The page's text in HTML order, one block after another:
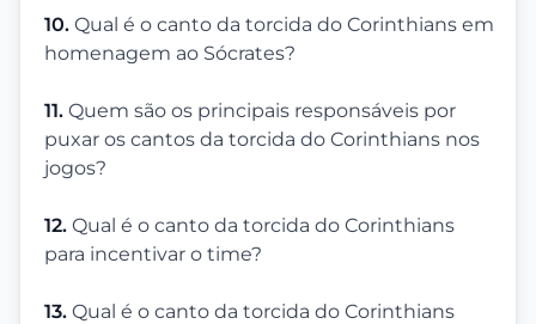
10. Qual é o canto da torcida do Corinthians em
homenagem ao Sócrates?
11. Quem são os principais responsáveis por
puxar os cantos da torcida do Corinthians nos
jogos?
12. Qual é o canto da torcida do Corinthians
para incentivar o time?
13. Qual é o canto da torcida do Corinthians